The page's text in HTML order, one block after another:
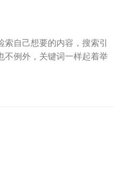
自己想要的内容，搜索引
不例外，关键词一样起着举